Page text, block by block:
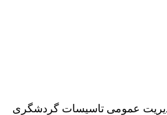
عمومی تاسیسات گردشگری